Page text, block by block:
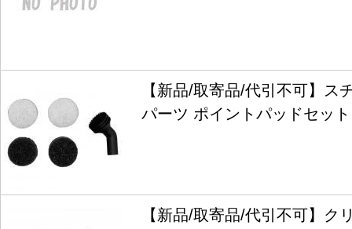
【新品/取寄品/代引不可】ス
パーツ ポイントパッドセッ
【新品/取寄品/代引不可】ク